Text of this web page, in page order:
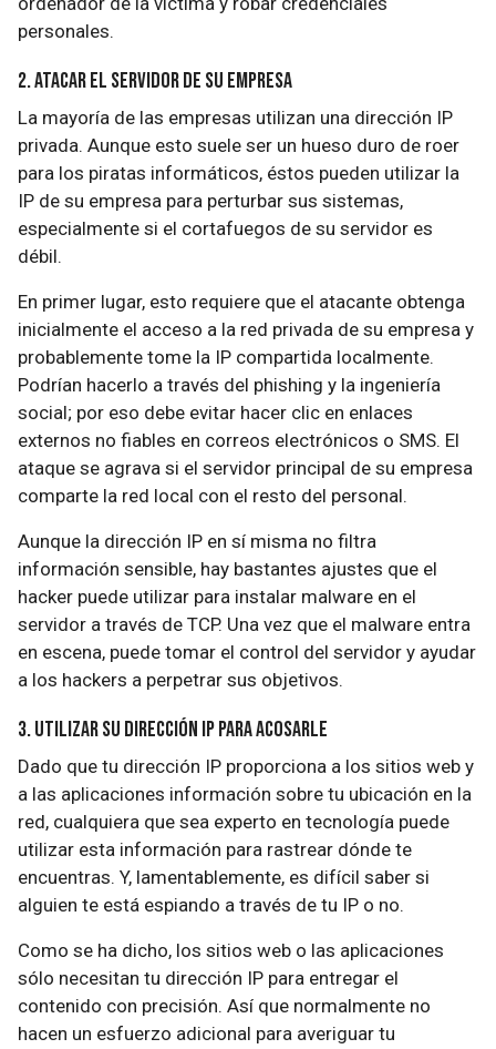
personales.
2. Atacar el servidor de su empresa
La mayoría de las empresas utilizan una dirección IP
privada. Aunque esto suele ser un hueso duro de roer
para los piratas informáticos, éstos pueden utilizar la
IP de su empresa para perturbar sus sistemas,
especialmente si el cortafuegos de su servidor es
débil.
En primer lugar, esto requiere que el atacante obtenga
inicialmente el acceso a la red privada de su empresa y
probablemente tome la IP compartida localmente.
Podrían hacerlo a través del phishing y la ingeniería
social; por eso debe evitar hacer clic en enlaces
externos no fiables en correos electrónicos o SMS. El
ataque se agrava si el servidor principal de su empresa
comparte la red local con el resto del personal.
Aunque la dirección IP en sí misma no filtra
información sensible, hay bastantes ajustes que el
hacker puede utilizar para instalar malware en el
servidor a través de TCP. Una vez que el malware entra
en escena, puede tomar el control del servidor y ayudar
a los hackers a perpetrar sus objetivos.
3. Utilizar su dirección IP para acosarle
Dado que tu dirección IP proporciona a los sitios web y
a las aplicaciones información sobre tu ubicación en la
red, cualquiera que sea experto en tecnología puede
utilizar esta información para rastrear dónde te
encuentras. Y, lamentablemente, es difícil saber si
alguien te está espiando a través de tu IP o no.
Como se ha dicho, los sitios web o las aplicaciones
sólo necesitan tu dirección IP para entregar el
contenido con precisión. Así que normalmente no
hacen un esfuerzo adicional para averiguar tu